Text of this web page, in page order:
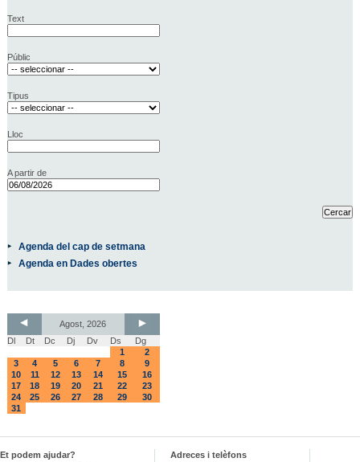
Text
Públic
Tipus
Lloc
A partir de
Agenda del cap de setmana
Agenda en Dades obertes
Agost, 2026
Dl
Dt Dc Dj Dv Ds
Dg
1
2
3
4 5 6 7 8
9
10
11 12 13 14 15
16
17
18 19 20 21 22
23
24
25 26 27 28 29
30
31
Et podem ajudar?
Adreces i telèfons